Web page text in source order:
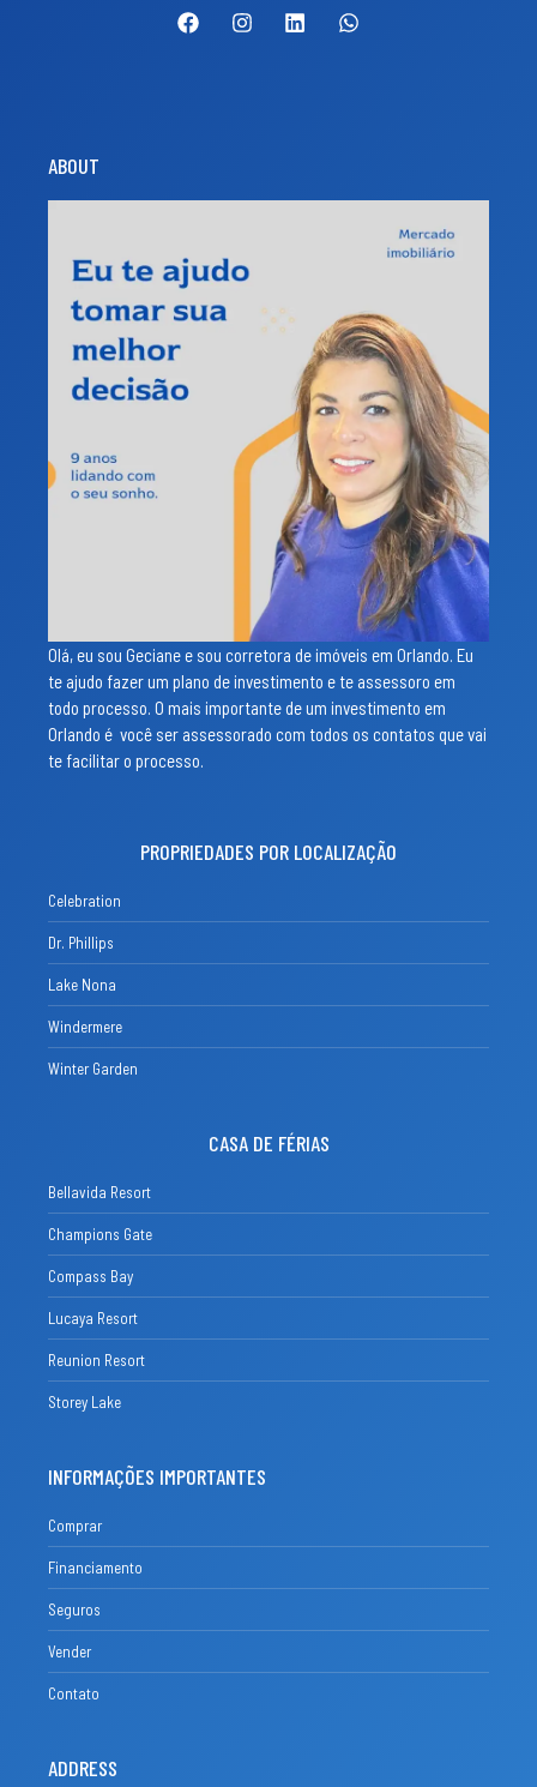
ABOUT
Olá, eu sou Geciane e sou corretora de imóveis em Orlando. Eu
te ajudo fazer um plano de investimento e te assessoro em
todo processo. O mais importante de um investimento em
Orlando é você ser assessorado com todos os contatos que vai
te facilitar o processo.
PROPRIEDADES POR LOCALIZAÇÃO
Celebration
Dr. Phillips
Lake Nona
Windermere
Winter Garden
CASA DE FÉRIAS
Bellavida Resort
Champions Gate
Compass Bay
Lucaya Resort
Reunion Resort
Storey Lake
INFORMAÇÕES IMPORTANTES
Comprar
Financiamento
Seguros
Vender
Contato
ADDRESS